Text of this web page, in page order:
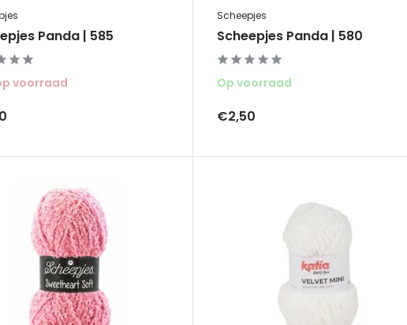
Panda | 585
voorraad
Scheepjes
Scheepjes Panda | 580
Op voorraad
€2,50